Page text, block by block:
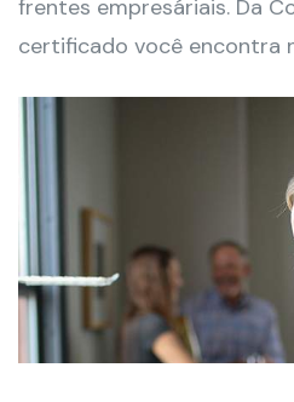
frentes empresáriais. Da
certificado você encontra